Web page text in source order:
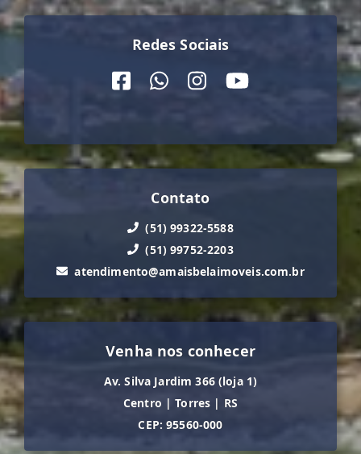
Redes Sociais
Contato
(51) 99322-5588
(51) 99752-2203
atendimento@amaisbelaimoveis.com.br
Venha nos conhecer
Av. Silva Jardim 366 (loja 1)
Centro | Torres | RS
CEP: 95560-000